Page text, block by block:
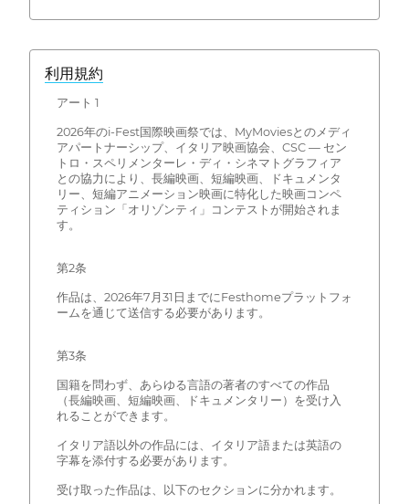
利用規約
アート 1
2026年のi-Fest国際映画祭では、MyMoviesとのメディ
アパートナーシップ、イタリア映画協会、CSC — セン
トロ・スペリメンターレ・ディ・シネマトグラフィア
との協力により、長編映画、短編映画、ドキュメンタ
リー、短編アニメーション映画に特化した映画コンペ
ティション「オリゾンティ」コンテストが開始されま
す。
第2条
作品は、2026年7月31日までにFesthomeプラットフォ
ームを通じて送信する必要があります。
第3条
国籍を問わず、あらゆる言語の著者のすべての作品
（長編映画、短編映画、ドキュメンタリー）を受け入
れることができます。
イタリア語以外の作品には、イタリア語または英語の
字幕を添付する必要があります。
受け取った作品は、以下のセクションに分かれます。